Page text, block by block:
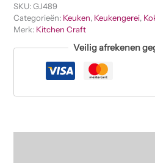
SKU:GJ489
Categorieën: Keuken, Keukengerei,
Merk: Kitchen Craft
Veilig afrekenen